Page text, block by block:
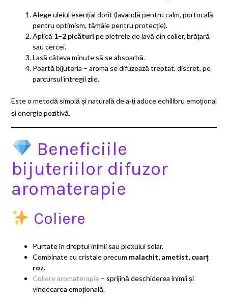
Alege uleiul esențial dorit (lavandă pentru calm, portocală
pentru optimism, tămâie pentru protecție).
Aplică 1–2 picături pe pietrele de lavă din colier, brățară
sau cercei.
Lasă câteva minute să se absoarbă.
Poartă bijuteria – aroma se difuzează treptat, discret, pe
parcursul întregii zile.
Este o metodă simplă și naturală de a-ți aduce echilibru emoțional
și energie pozitivă.
Beneficiile
bijuteriilor difuzor
aromaterapie
Coliere
Purtate în dreptul inimii sau plexului solar.
Combinate cu cristale precum malachit, ametist, cuarț
roz.
Coliere aromaterapie – sprijină deschiderea inimii și
vindecarea emoțională.